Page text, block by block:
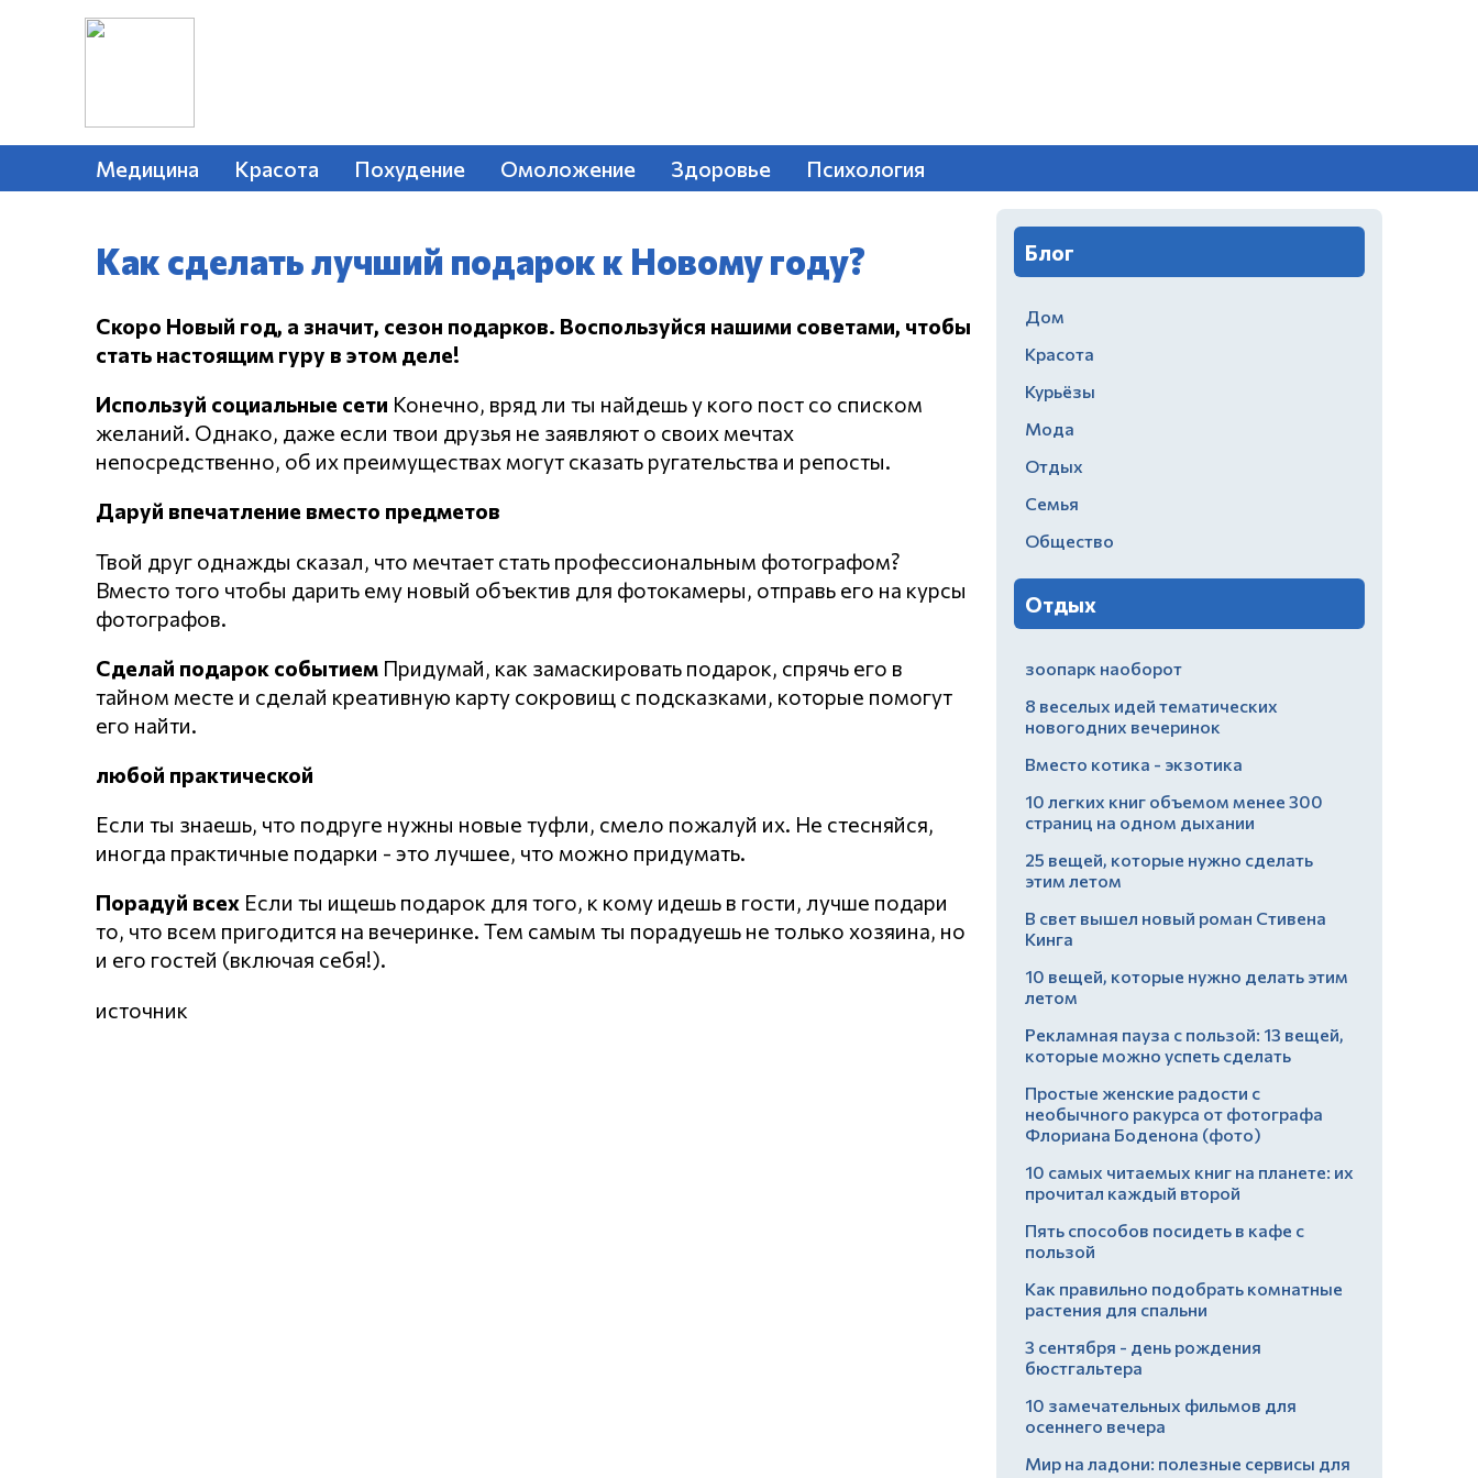
Медицина Красота Похудение Омоложение Здоровье Психология
Как сделать лучший подарок к Новому году?
Скоро Новый год, а значит, сезон подарков. Воспользуйся нашими советами, чтобы
стать настоящим гуру в этом деле!
Используй социальные сети Конечно, вряд ли ты найдешь у кого пост со списком
желаний. Однако, даже если твои друзья не заявляют о своих мечтах
непосредственно, об их преимуществах могут сказать ругательства и репосты.
Даруй впечатление вместо предметов
Твой друг однажды сказал, что мечтает стать профессиональным фотографом?
Вместо того чтобы дарить ему новый объектив для фотокамеры, отправь его на курсы
фотографов.
Сделай подарок событием Придумай, как замаскировать подарок, спрячь его в
тайном месте и сделай креативную карту сокровищ с подсказками, которые помогут
его найти.
любой практической
Если ты знаешь, что подруге нужны новые туфли, смело пожалуй их. Не стесняйся,
иногда практичные подарки - это лучшее, что можно придумать.
Порадуй всех Если ты ищешь подарок для того, к кому идешь в гости, лучше подари
то, что всем пригодится на вечеринке. Тем самым ты порадуешь не только хозяина, но
и его гостей (включая себя!).
источник
Блог
Дом
Красота
Курьёзы
Мода
Отдых
Семья
Общество
Отдых
зоопарк наоборот
8 веселых идей тематических
новогодних вечеринок
Вместо котика - экзотика
10 легких книг объемом менее 300
страниц на одном дыхании
25 вещей, которые нужно сделать
этим летом
В свет вышел новый роман Стивена
Кинга
10 вещей, которые нужно делать этим
летом
Рекламная пауза с пользой: 13 вещей,
которые можно успеть сделать
Простые женские радости с
необычного ракурса от фотографа
Флориана Боденона (фото)
10 самых читаемых книг на планете: их
прочитал каждый второй
Пять способов посидеть в кафе с
пользой
Как правильно подобрать комнатные
растения для спальни
3 сентября - день рождения
бюстгальтера
10 замечательных фильмов для
осеннего вечера
Мир на ладони: полезные сервисы для